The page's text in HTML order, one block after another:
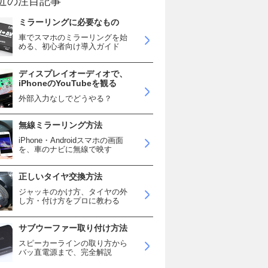
ミラーリングに必要なもの
車でスマホのミラーリングを始
める、初心者向け導入ガイド
ディスプレイオーディオで、
iPhoneのYouTubeを観る
外部入力なしでどうやる？
無線ミラーリング方法
iPhone・Androidスマホの画面
を、車のナビに無線で映す
正しいタイヤ交換方法
ジャッキのかけ方、タイヤの外
し方・付け方をプロに教わる
サブウーファー取り付け方法
スピーカーラインの取り方から
バッ直電源まで、完全解説